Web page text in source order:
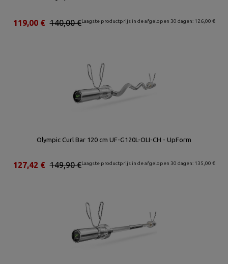
Laagste productprijs in de afgelopen 30 dagen: 126,00 €
140,00 €
119,00 €
Olympic Curl Bar 120 cm UF-G120L-OLI-CH - UpForm
Laagste productprijs in de afgelopen 30 dagen: 135,00 €
149,90 €
127,42 €